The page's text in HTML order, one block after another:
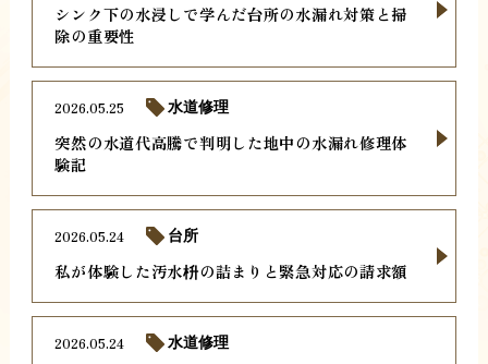
シンク下の水浸しで学んだ台所の水漏れ対策と掃
除の重要性
突然の水道代高騰で判明した地中の水漏れ修理体
験記
2026.05.25 水道修理
私が体験した汚水枡の詰まりと緊急対応の請求額
2026.05.24 台所
2026.05.24 水道修理